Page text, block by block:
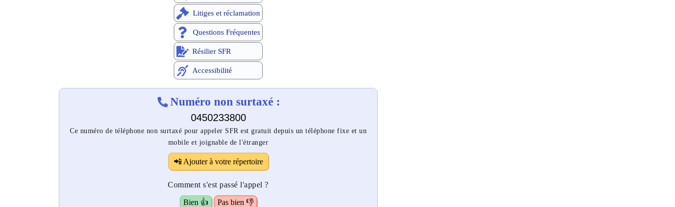
Litiges et réclamation
Questions Fréquentes
Résilier SFR
Accessibilité
Numéro non surtaxé :
0450233800
Ce numéro de téléphone non surtaxé pour appeler SFR est gratuit depuis un téléphone fixe et un
mobile et joignable de l'étranger
📲 Ajouter à votre répertoire
Comment s'est passé l'appel ?
Bien 👍
Pas bien 👎